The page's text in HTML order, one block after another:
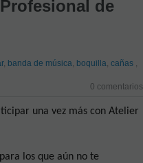
de
, banda de música boquilla cañas
0 comentarios
una vez más con Atelier
los que aún no te